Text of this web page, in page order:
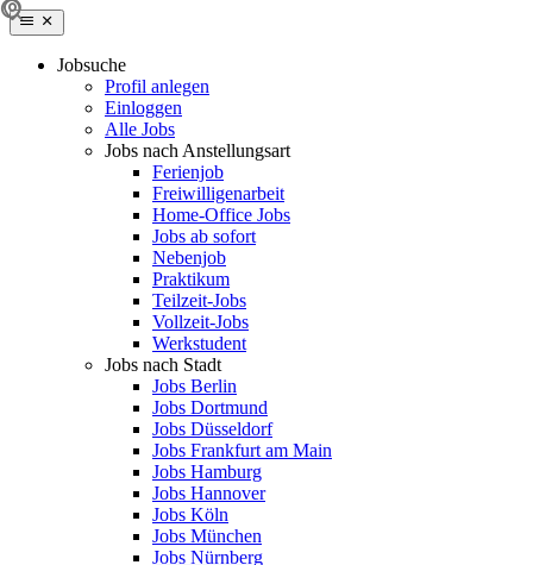
Jobsuche
Profil anlegen
Einloggen
Alle Jobs
Jobs nach Anstellungsart
Ferienjob
Freiwilligenarbeit
Home-Office Jobs
Jobs ab sofort
Nebenjob
Praktikum
Teilzeit-Jobs
Vollzeit-Jobs
Werkstudent
Jobs nach Stadt
Jobs Berlin
Jobs Dortmund
Jobs Düsseldorf
Jobs Frankfurt am Main
Jobs Hamburg
Jobs Hannover
Jobs Köln
Jobs München
Jobs Nürnberg